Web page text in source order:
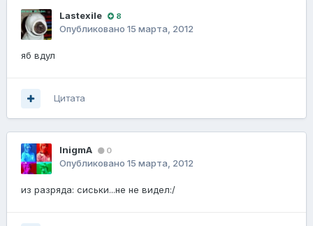
Lastexile 8
Опубликовано 15 марта, 2012
яб вдул
Цитата
InigmA 0
Опубликовано 15 марта, 2012
из разряда: сиськи...не не видел:/